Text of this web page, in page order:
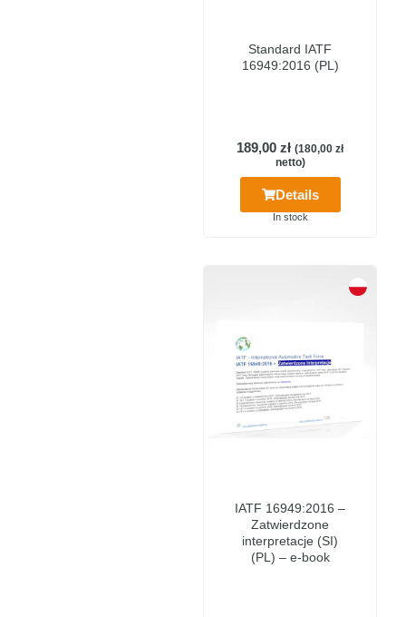
Standard IATF
16949:2016 (PL)
189,00 zł (180,00 zł
netto)
Details
In stock
IATF 16949:2016 –
Zatwierdzone
interpretacje (SI)
(PL) – e-book